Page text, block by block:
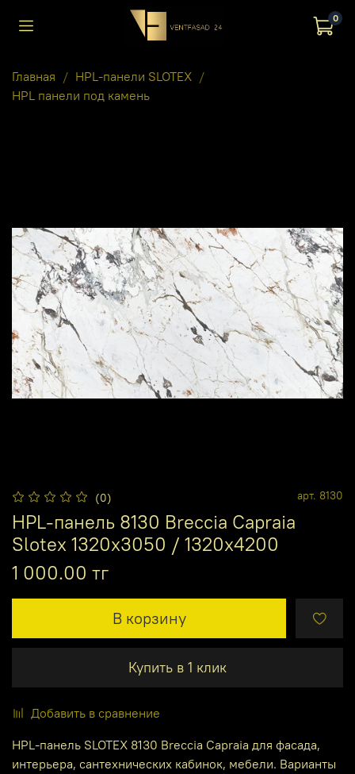
0
Главная
HPL-панели SLOTEX
HPL панели под камень
(0) арт. 8130
HPL-панель 8130 Breccia Capraia
Slotex 1320х3050 / 1320х4200
1 000.00 тг
В корзину
Купить в 1 клик
Добавить в сравнение
HPL-панель SLOTEX 8130 Breccia Capraia для фасада,
интерьера, сантехнических кабинок, мебели. Варианты